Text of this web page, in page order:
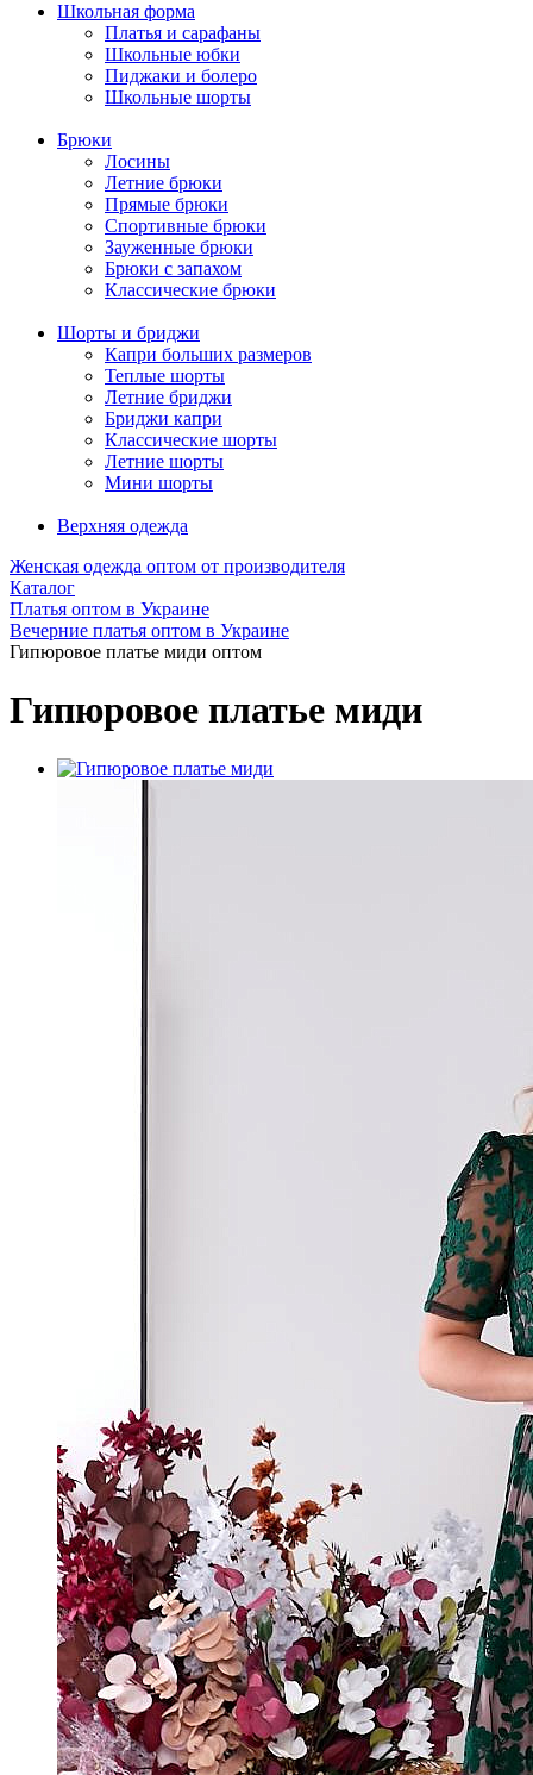
Школьная форма
Платья и сарафаны
Школьные юбки
Пиджаки и болеро
Школьные шорты
Брюки
Лосины
Летние брюки
Прямые брюки
Спортивные брюки
Зауженные брюки
Брюки с запахом
Классические брюки
Шорты и бриджи
Капри больших размеров
Теплые шорты
Летние бриджи
Бриджи капри
Классические шорты
Летние шорты
Мини шорты
Верхняя одежда
Женская одежда оптом от производителя
Каталог
Платья оптом в Украине
Вечерние платья оптом в Украине
Гипюровое платье миди оптом
Гипюровое платье миди